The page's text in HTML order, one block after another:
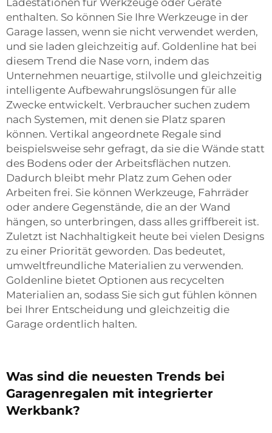
Ladestationen für Werkzeuge oder Geräte
enthalten. So können Sie Ihre Werkzeuge in der
Garage lassen, wenn sie nicht verwendet werden,
und sie laden gleichzeitig auf. Goldenline hat bei
diesem Trend die Nase vorn, indem das
Unternehmen neuartige, stilvolle und gleichzeitig
intelligente Aufbewahrungslösungen für alle
Zwecke entwickelt. Verbraucher suchen zudem
nach Systemen, mit denen sie Platz sparen
können. Vertikal angeordnete Regale sind
beispielsweise sehr gefragt, da sie die Wände statt
des Bodens oder der Arbeitsflächen nutzen.
Dadurch bleibt mehr Platz zum Gehen oder
Arbeiten frei. Sie können Werkzeuge, Fahrräder
oder andere Gegenstände, die an der Wand
hängen, so unterbringen, dass alles griffbereit ist.
Zuletzt ist Nachhaltigkeit heute bei vielen Designs
zu einer Priorität geworden. Das bedeutet,
umweltfreundliche Materialien zu verwenden.
Goldenline bietet Optionen aus recycelten
Materialien an, sodass Sie sich gut fühlen können
bei Ihrer Entscheidung und gleichzeitig die
Garage ordentlich halten.
Was sind die neuesten Trends bei
Garagenregalen mit integrierter
Werkbank?